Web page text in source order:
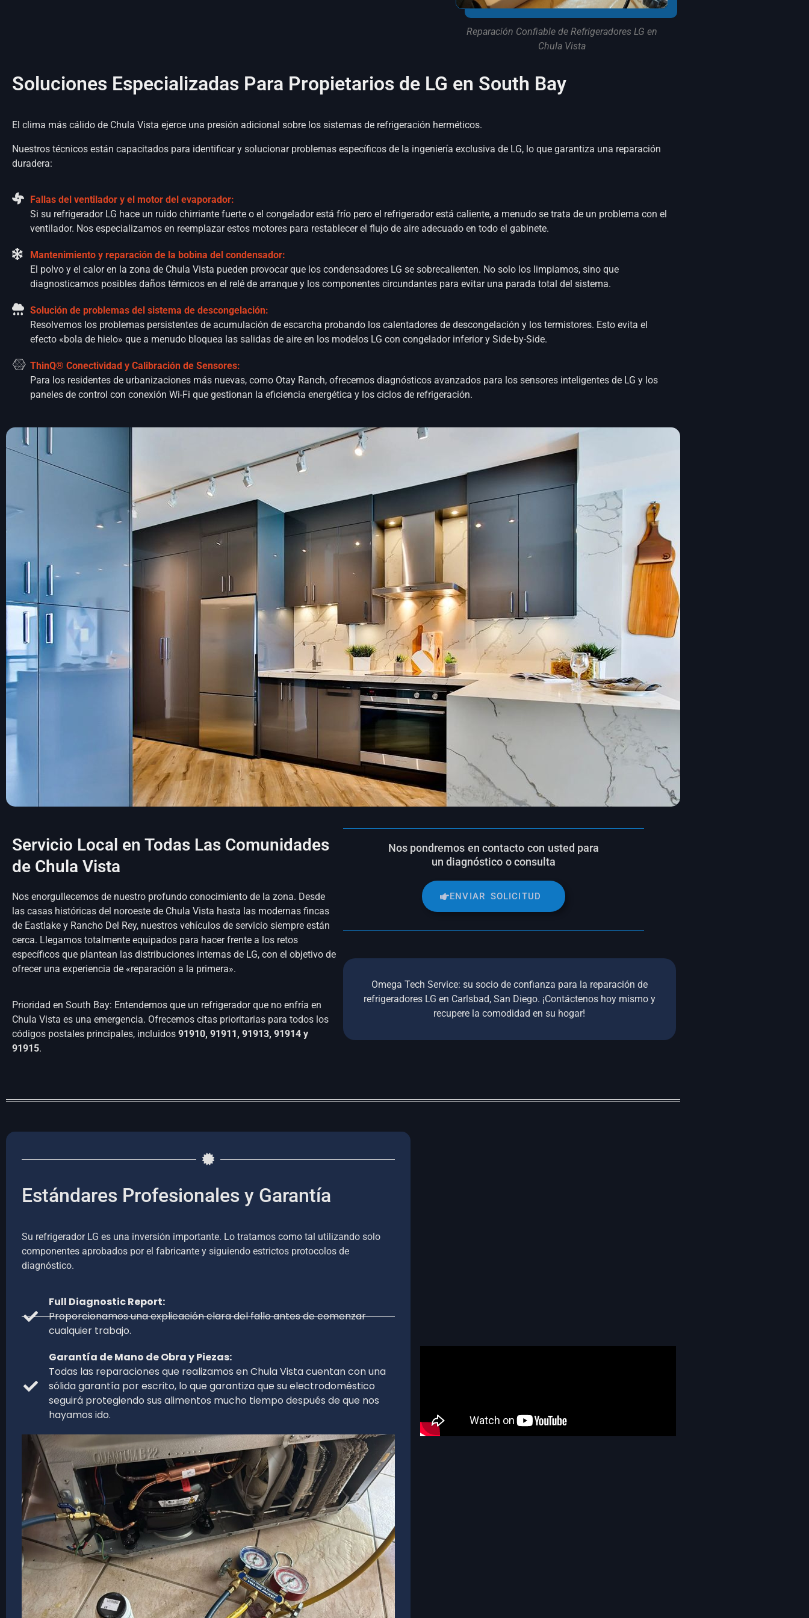
Reparación Confiable de Refrigeradores LG en
Chula Vista
Soluciones Especializadas Para Propietarios de LG en South Bay
El clima más cálido de Chula Vista ejerce una presión adicional sobre los sistemas de refrigeración herméticos.
Nuestros técnicos están capacitados para identificar y solucionar problemas específicos de la ingeniería exclusiva de LG, lo que garantiza una reparación
duradera:
Fallas del ventilador y el motor del evaporador:
Si su refrigerador LG hace un ruido chirriante fuerte o el congelador está frío pero el refrigerador está caliente, a menudo se trata de un problema con el
ventilador. Nos especializamos en reemplazar estos motores para restablecer el flujo de aire adecuado en todo el gabinete.
Mantenimiento y reparación de la bobina del condensador:
El polvo y el calor en la zona de Chula Vista pueden provocar que los condensadores LG se sobrecalienten. No solo los limpiamos, sino que
diagnosticamos posibles daños térmicos en el relé de arranque y los componentes circundantes para evitar una parada total del sistema.
Solución de problemas del sistema de descongelación:
Resolvemos los problemas persistentes de acumulación de escarcha probando los calentadores de descongelación y los termistores. Esto evita el
efecto «bola de hielo» que a menudo bloquea las salidas de aire en los modelos LG con congelador inferior y Side-by-Side.
ThinQ® Conectividad y Calibración de Sensores:
Para los residentes de urbanizaciones más nuevas, como Otay Ranch, ofrecemos diagnósticos avanzados para los sensores inteligentes de LG y los
paneles de control con conexión Wi-Fi que gestionan la eficiencia energética y los ciclos de refrigeración.
Servicio Local en Todas Las Comunidades
de Chula Vista
Nos enorgullecemos de nuestro profundo conocimiento de la zona. Desde
las casas históricas del noroeste de Chula Vista hasta las modernas fincas
de Eastlake y Rancho Del Rey, nuestros vehículos de servicio siempre están
cerca. Llegamos totalmente equipados para hacer frente a los retos
específicos que plantean las distribuciones internas de LG, con el objetivo de
ofrecer una experiencia de «reparación a la primera».
Prioridad en South Bay: Entendemos que un refrigerador que no enfría en
Chula Vista es una emergencia. Ofrecemos citas prioritarias para todos los
códigos postales principales, incluidos 91910, 91911, 91913, 91914 y
91915.
Nos pondremos en contacto con usted para
un diagnóstico o consulta
ENVIAR SOLICITUD
Omega Tech Service: su socio de confianza para la reparación de
refrigeradores LG en Carlsbad, San Diego. ¡Contáctenos hoy mismo y
recupere la comodidad en su hogar!
Estándares Profesionales y Garantía
Su refrigerador LG es una inversión importante. Lo tratamos como tal utilizando solo
componentes aprobados por el fabricante y siguiendo estrictos protocolos de
diagnóstico.
Full Diagnostic Report:
Proporcionamos una explicación clara del fallo antes de comenzar
cualquier trabajo.
Garantía de Mano de Obra y Piezas:
Todas las reparaciones que realizamos en Chula Vista cuentan con una
sólida garantía por escrito, lo que garantiza que su electrodoméstico
seguirá protegiendo sus alimentos mucho tiempo después de que nos
hayamos ido.